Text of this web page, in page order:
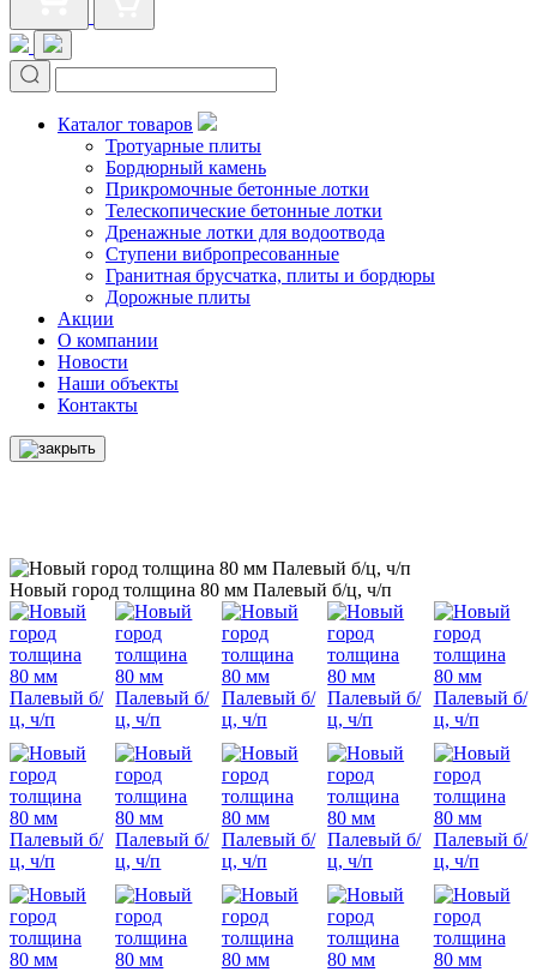
Каталог товаров
Тротуарные плиты
Бордюрный камень
Прикромочные бетонные лотки
Телескопические бетонные лотки
Дренажные лотки для водоотвода
Ступени вибропресованные
Гранитная брусчатка, плиты и бордюры
Дорожные плиты
Акции
О компании
Новости
Наши объекты
Контакты
Новый город толщина 80 мм Палевый б/ц, ч/п